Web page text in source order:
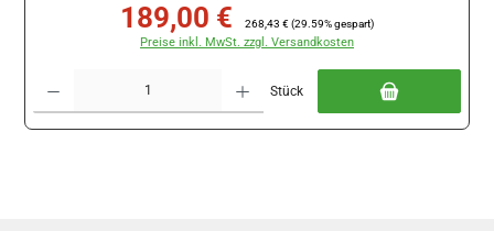
Verkaufspreis:
189,00 € Regulärer Preis:
268,43 € (29.59% gespart)
Preise inkl. MwSt. zzgl. Versandkosten
Stück